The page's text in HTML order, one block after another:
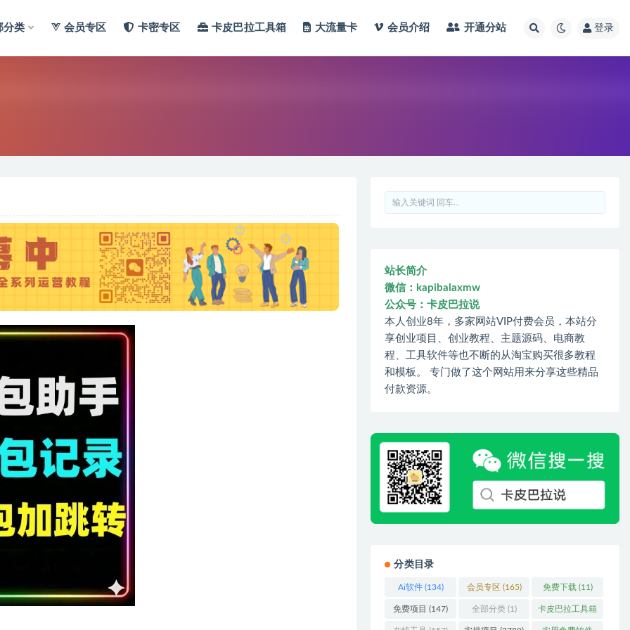
分类 会员专区 卡密专区 卡皮巴拉工具箱 大流量卡 会员介绍 开通分站 登录
站长简介
微信：kapibalaxmw
公众号：卡皮巴拉说
本人创业8年，多家网站VIP付费会员，本站分
享创业项目、创业教程、主题源码、电商教
程、工具软件等也不断的从淘宝购买很多教程
和模板。 专门做了这个网站用来分享这些精品
付款资源。
分类目录
Ai软件(134) 会员专区 (165) 免费下载 (11)
免费项目 (147) 全部分类(1) 卡皮巴拉工具箱